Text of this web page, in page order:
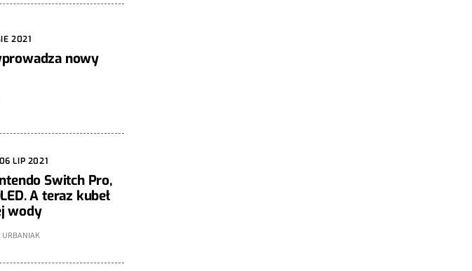
2021
nowy
06 LIP 2021
Switch Pro,
A teraz kubeł
wody
URBANIAK